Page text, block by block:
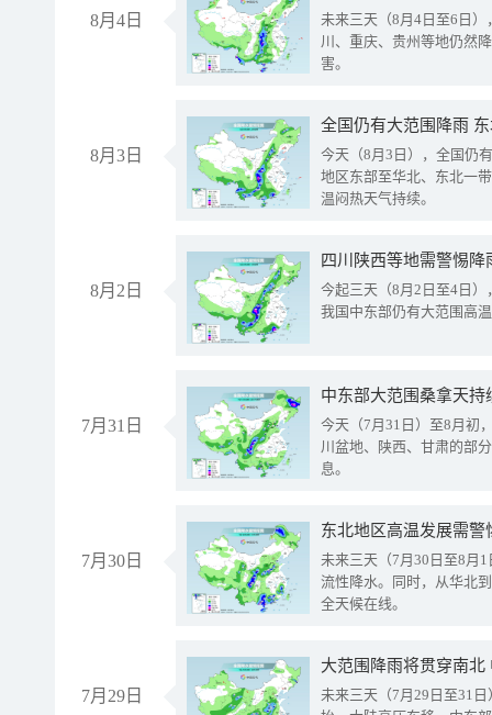
8月4日
未来三天（8月4日至6日
川、重庆、贵州等地仍然
害。
8月3日
全国仍有大范围降雨
今天（8月3日），全国仍
地区东部至华北、东北一
温闷热天气持续。
8月2日
今起三天（8月2日至4日
我国中东部仍有大范围高
7月31日
中东部大范围桑拿天
今天（7月31日）至8月初
川盆地、陕西、甘肃的部
息。
7月30日
东北地区高温发展需
未来三天（7月30日至8月
流性降水。同时，从华北
全天候在线。
7月29日
大范围降雨将贯穿南
未来三天（7月29日至31